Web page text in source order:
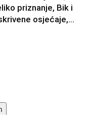
priznanje, Bik i
osjećaje,...